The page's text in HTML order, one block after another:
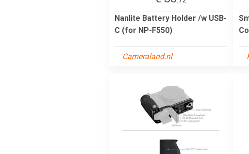
Nanlite Battery Holder /w USB-
C (for NP-F550)
Cameraland.nl